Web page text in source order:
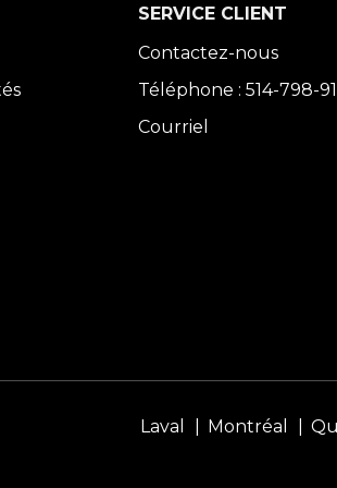
SERVICE CLIENT
Contactez-nous
Téléphone : 514-798-
Courriel
Laval Montréal